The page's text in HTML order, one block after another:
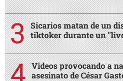
Sicarios matan de un
tiktoker durante un
Videos provocando a
asesinato de César